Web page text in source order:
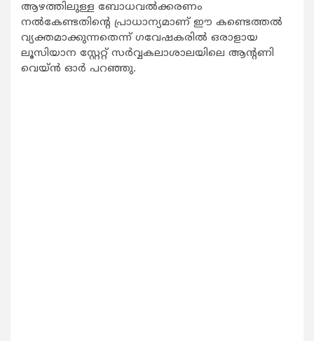
ആഴത്തിലുള്ള ബോധവല്‍ക്കരണം
നല്‍കേണ്ടതിന്റെ പ്രാധാന്യമാണ് ഈ കണ്ടെത്തല്‍
വ്യക്തമാക്കുന്നതെന്ന് ഗവേഷകരില്‍ ഒരാളായ
ലൂസിയാന സ്റ്റേറ്റ് സര്‍വ്വകലാശാലയിലെ ആന്റണി
വെയ്ന്‍ ഓര്‍ പറഞ്ഞു.